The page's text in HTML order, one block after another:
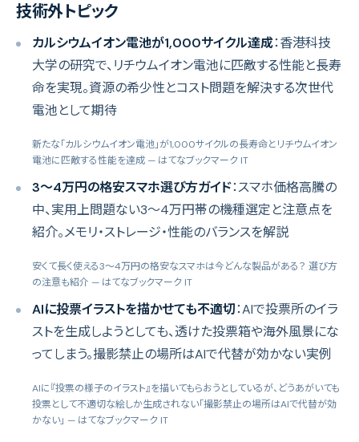
技術外トピック
カルシウムイオン電池が1,000サイクル達成：香港科技
大学の研究で、リチウムイオン電池に匹敵する性能と長寿
命を実現。資源の希少性とコスト問題を解決する次世代
電池として期待
新たな「カルシウムイオン電池」が1,000サイクルの長寿命とリチウムイオン
電池に匹敵する性能を達成 — はてなブックマーク IT
3〜4万円の格安スマホ選び方ガイド：スマホ価格高騰の
中、実用上問題ない3〜4万円帯の機種選定と注意点を
紹介。メモリ・ストレージ・性能のバランスを解説
安くて長く使える3～4万円の格安なスマホは今どんな製品がある？ 選び方
の注意も紹介 — はてなブックマーク IT
AIに投票イラストを描かせても不適切：AIで投票所のイラ
ストを生成しようとしても、透けた投票箱や海外風景にな
ってしまう。撮影禁止の場所はAIで代替が効かない実例
AIに『投票の様子のイラスト』を描いてもらおうとしているが、どうあがいても
投票として不適切な絵しか生成されない「撮影禁止の場所はAIで代替が効
かない」 — はてなブックマーク IT